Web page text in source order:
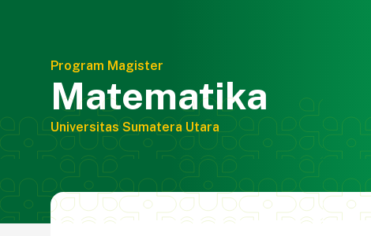
Program Magister
Matematika
Universitas Sumatera Utara